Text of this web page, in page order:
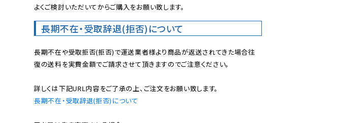
よくご検討いただいてからご購入をお願い致します。
長期不在・受取辞退(拒否)について
長期不在や受取拒否(拒否)で運送業者様より商品が返送されてきた場合往
復の送料を実費金額でご請求させて頂きますのでご注意ください。
長期不在・受取辞退(拒否)について